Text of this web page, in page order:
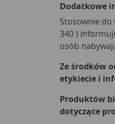
Dodatkowe
Stosownie do
340 )
osób
Ze środków
etykiecie i
Produktów
dotyczące